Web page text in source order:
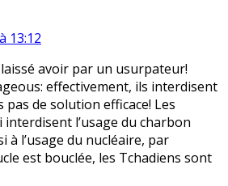
13:12
laissé avoir par un usurpateur!
effectivement, ils interdisent
pas de solution efficace! Les
interdisent l’usage du charbon
à l’usage du nucléaire, par
est bouclée, les Tchadiens sont